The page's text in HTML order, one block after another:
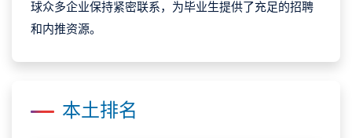
球众多企业保持紧密联系，为毕业生提供了充足的招聘
和内推资源。
本土排名